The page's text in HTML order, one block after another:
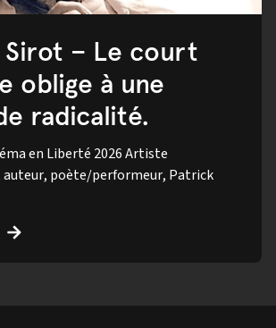
– Le court
oblige à une
radicalité.
en Liberté 2026 Artiste
poète/performeur, Patrick